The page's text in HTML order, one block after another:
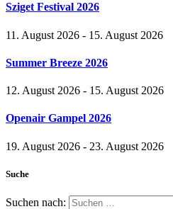
Sziget Festival 2026
11. August 2026 - 15. August 2026
Summer Breeze 2026
12. August 2026 - 15. August 2026
Openair Gampel 2026
19. August 2026 - 23. August 2026
Suche
Suchen nach: